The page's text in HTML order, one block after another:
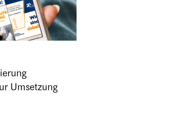
Umsetzung